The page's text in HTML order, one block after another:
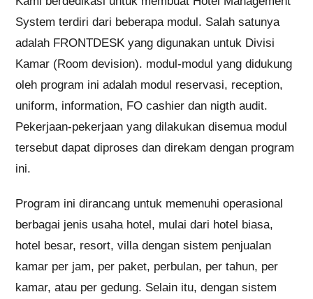
System terdiri dari beberapa modul. Salah satunya
adalah FRONTDESK yang digunakan untuk Divisi
Kamar (Room devision). modul-modul yang didukung
oleh program ini adalah modul reservasi, reception,
uniform, information, FO cashier dan nigth audit.
Pekerjaan-pekerjaan yang dilakukan disemua modul
tersebut dapat diproses dan direkam dengan program
ini.
Program ini dirancang untuk memenuhi operasional
berbagai jenis usaha hotel, mulai dari hotel biasa,
hotel besar, resort, villa dengan sistem penjualan
kamar per jam, per paket, perbulan, per tahun, per
kamar, atau per gedung. Selain itu, dengan sistem